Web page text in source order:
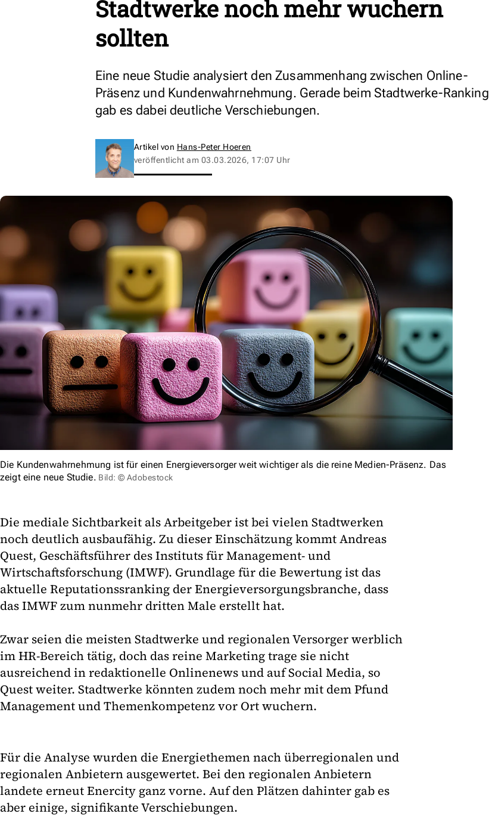
Stadtwerke noch mehr wuchern
sollten
Eine neue Studie analysiert den Zusammenhang zwischen Online-
Präsenz und Kundenwahrnehmung. Gerade beim Stadtwerke-Ranking
gab es dabei deutliche Verschiebungen.
Artikel von Hans-Peter Hoeren
veröffentlicht am 03.03.2026, 17:07 Uhr
Die Kundenwahrnehmung ist für einen Energieversorger weit wichtiger als die reine Medien-Präsenz. Das
zeigt eine neue Studie. Bild: © Adobestock
Die mediale Sichtbarkeit als Arbeitgeber ist bei vielen Stadtwerken
noch deutlich ausbaufähig. Zu dieser Einschätzung kommt Andreas
Quest, Geschäftsführer des Instituts für Management- und
Wirtschaftsforschung (IMWF). Grundlage für die Bewertung ist das
aktuelle Reputationssranking der Energieversorgungsbranche, dass
das IMWF zum nunmehr dritten Male erstellt hat.
Zwar seien die meisten Stadtwerke und regionalen Versorger werblich
im HR-Bereich tätig, doch das reine Marketing trage sie nicht
ausreichend in redaktionelle Onlinenews und auf Social Media, so
Quest weiter. Stadtwerke könnten zudem noch mehr mit dem Pfund
Management und Themenkompetenz vor Ort wuchern.
Für die Analyse wurden die Energiethemen nach überregionalen und
regionalen Anbietern ausgewertet. Bei den regionalen Anbietern
landete erneut Enercity ganz vorne. Auf den Plätzen dahinter gab es
aber einige, signifikante Verschiebungen.